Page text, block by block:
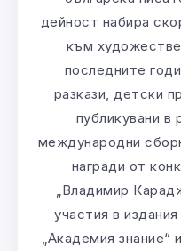
дейност набира
към
последните
разкази, детски
публикувани в
международни
награди от
„Владимир
участия в
„Академия знание“